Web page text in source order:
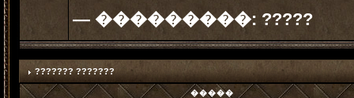
— ���������: ?????
??????? ???????
�����